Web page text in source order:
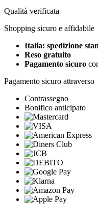
Qualità verificata
Shopping sicuro e affidabile
Italia: spedizione
Reso gratuito
Pagamento sicuro
Pagamento sicuro attraverso
Contrassegno
Bonifico anticipato